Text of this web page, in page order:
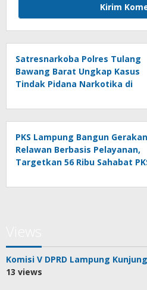
Satresnarkoba Polres Tulang
Bawang Barat Ungkap Kasus
Tindak Pidana Narkotika di
PKS Lampung Bangun Gerakan
Relawan Berbasis Pelayanan,
Targetkan 56 Ribu Sahabat
Komisi V DPRD Lampung
13 views